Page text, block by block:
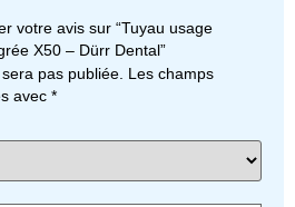
votre avis sur “Tuyau usage
X50 – Dürr Dental”
pas publiée. Les champs
avec *